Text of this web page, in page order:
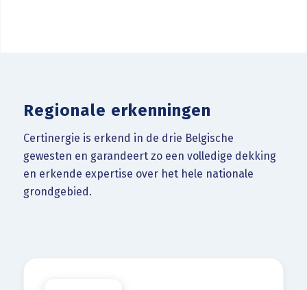
Regionale erkenningen
Certinergie is erkend in de drie Belgische
gewesten en garandeert zo een volledige dekking
en erkende expertise over het hele nationale
grondgebied.